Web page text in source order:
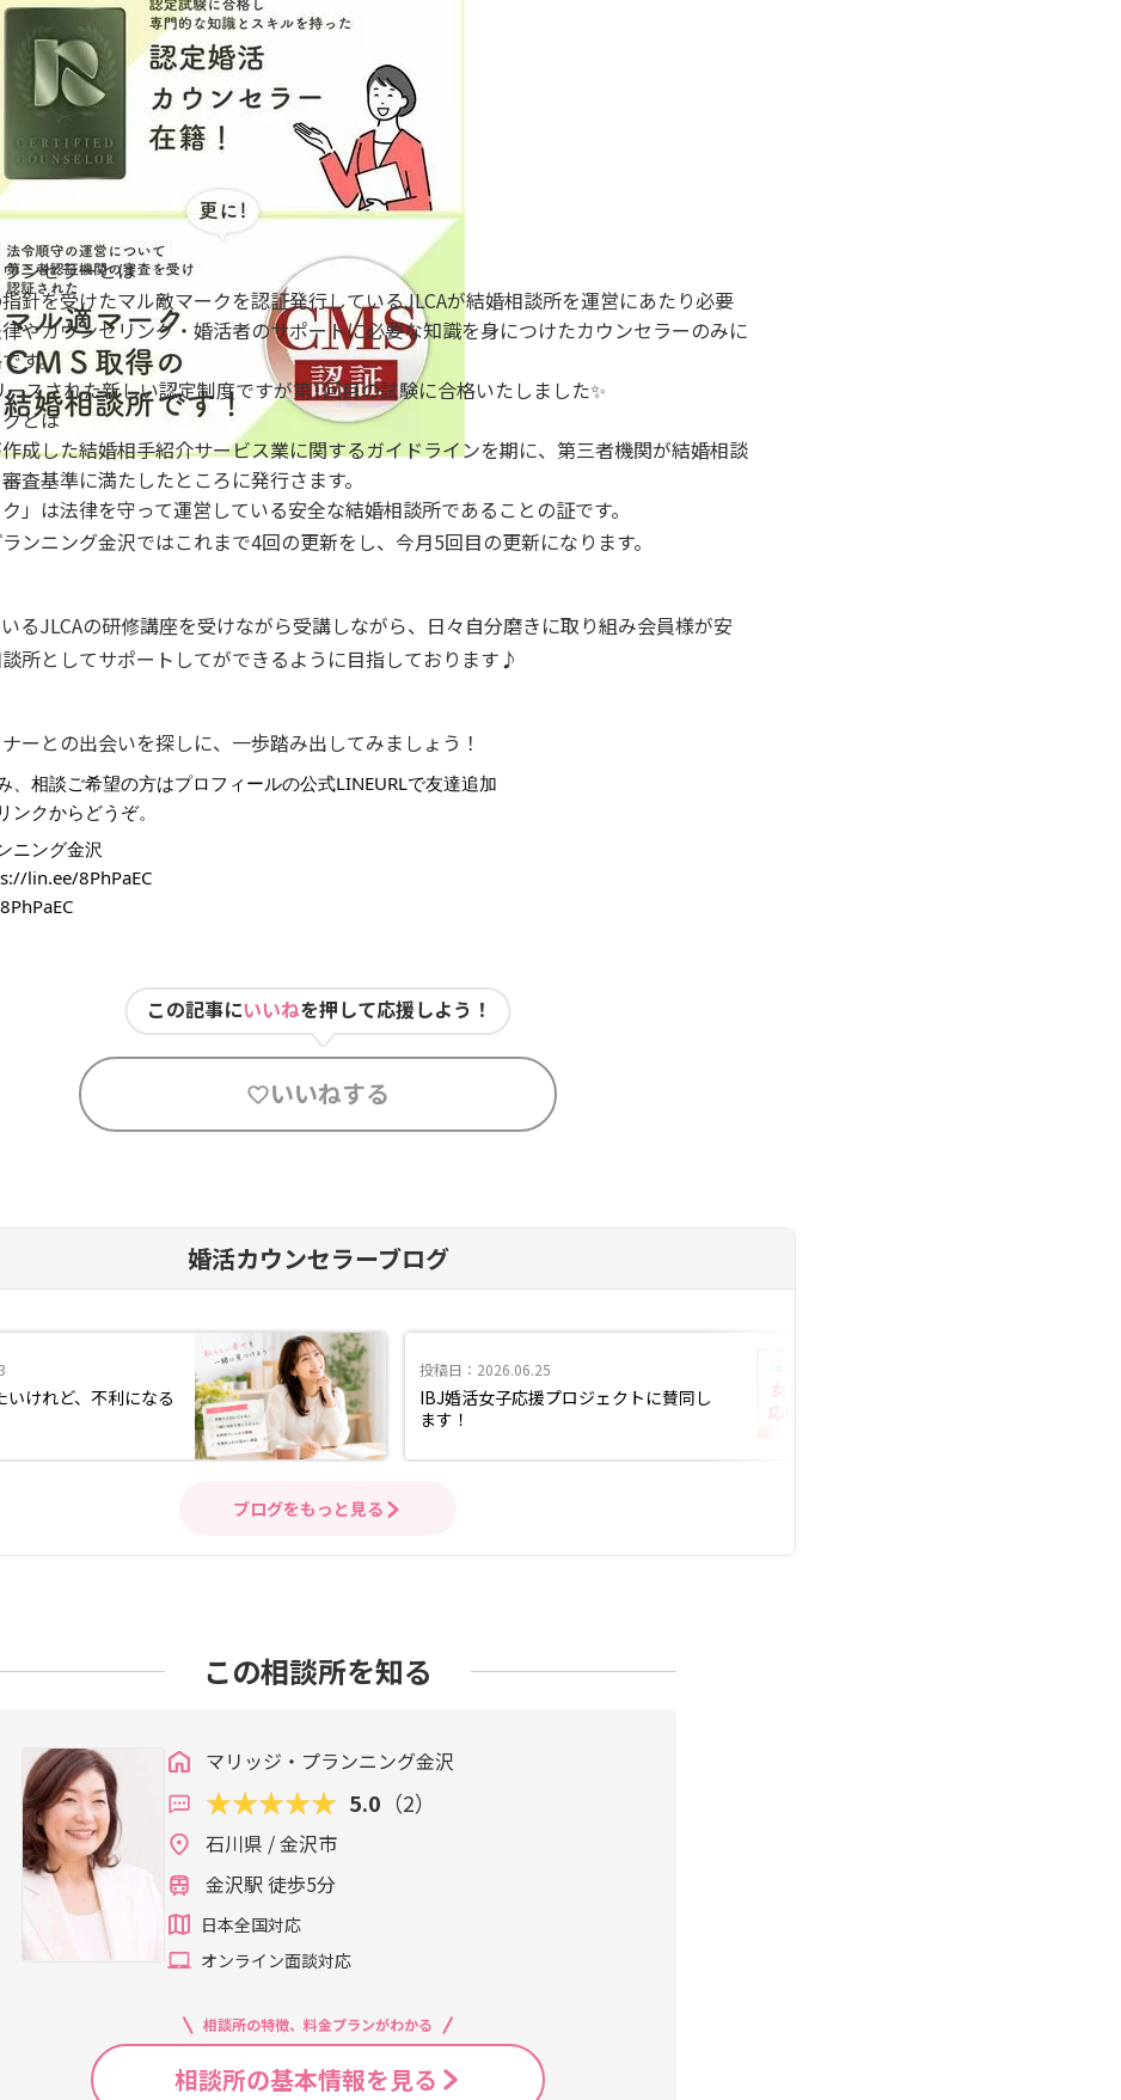
ンセラーとは
針を受けたマル敵マークを認証発行しているJLCAが結婚相談所を運営にあたり必要
やカウンセリング・婚活者のサポートに必要な知識を身につけたカウンセラーのみに
す。
スされた新しい認定制度ですが第1回目の試験に合格いたしました✨
とは
成した結婚相手紹介サービス業に関するガイドラインを期に、第三者機関が結婚相談
査基準に満たしたところに発行さます。
ク」は法律を守って運営している安全な結婚相談所であることの証です。
ンニング金沢ではこれまで4回の更新をし、今月5回目の更新になります。
るJLCAの研修講座を受けながら受講しながら、日々自分磨きに取り組み会員様が安
所としてサポートしてができるように目指しております♪
ーとの出会いを探しに、一歩踏み出してみましょう！
、相談ご希望の方はプロフィールの公式LINEURLで友達追加
ンクからどうぞ。
ニング金沢
lin.ee/8PhPaEC
この記事にいいねを押して応援しよう！
いいねする
婚活カウンセラーブログ
いけれど、不利になる
投稿日：2026.06.25
IBJ婚活女子応援プロジェクトに賛同し
ます！
ブログをもっと見る
この相談所を知る
マリッジ・プランニング金沢
5.0 （2）
石川県 / 金沢市
金沢駅 徒歩5分
日本全国対応
オンライン面談対応
相談所の特徴、料金プランがわかる
相談所の基本情報を見る